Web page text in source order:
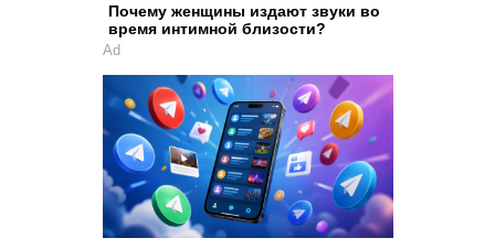
Почему женщины издают звуки во
время интимной близости?
Ad